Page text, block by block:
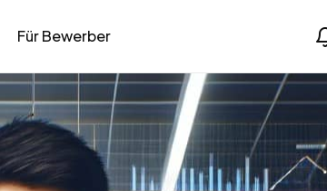
Für Bewerber